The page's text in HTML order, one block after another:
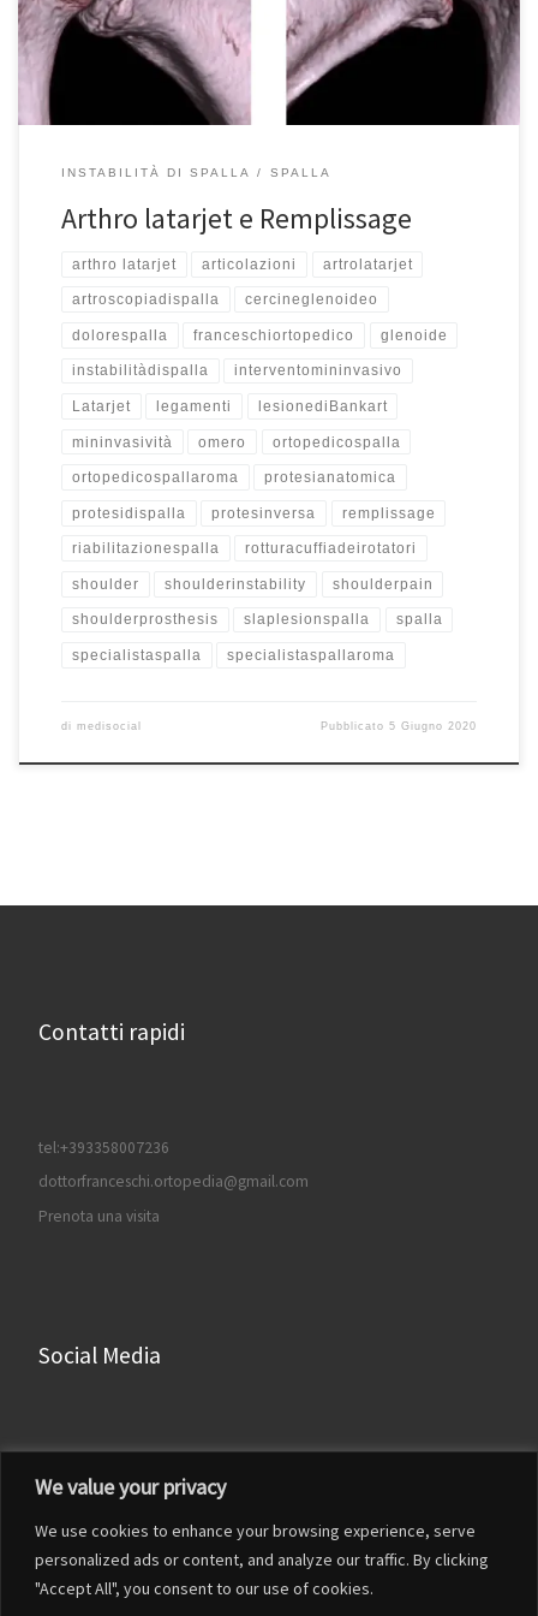
We value your privacy
We use cookies to enhance your browsing experience, serve
personalized ads or content, and analyze our traffic. By clicking
"Accept All", you consent to our use of cookies.
remplissage, viene utilizzata per trattare il deficit osseo glenoideo
antero-inferiore. Evita l’utilizzo di viti, credo che sia […]
INSTABILITÀ DI SPALLA SPALLA
Arthro latarjet e Remplissage
arthro latarjet articolazioni artrolatarjet
artroscopiadispalla cercineglenoideo
dolorespalla franceschiortopedico glenoide
instabilitàdispalla interventomininvasivo
Latarjet legamenti lesionediBankart
mininvasività omero ortopedicospalla
ortopedicospallaroma protesianatomica
protesidispalla protesinversa remplissage
riabilitazionespalla rotturacuffiadeirotatori
shoulder shoulderinstability shoulderpain
shoulderprosthesis slaplesionspalla spalla
specialistaspalla specialistaspallaroma
di medisocial Pubblicato5 Giugno 2020
Contatti rapidi
tel:+393358007236
dottorfranceschi.ortopedia@gmail.com
Prenota una visita
Social Media
Facebook
LinkedIn